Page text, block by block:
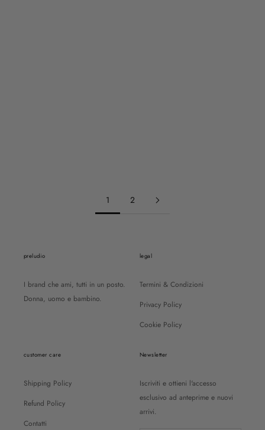
1 2
preludio
I brand che ami, tutti in un posto.
Donna, uomo e bambino.
legal
Termini & Condizioni
Privacy Policy
Cookie Policy
customer care
Shipping Policy
Refund Policy
Contatti
Newsletter
Iscriviti e ottieni l'accesso
esclusivo ad anteprime e nuovi
arrivi.